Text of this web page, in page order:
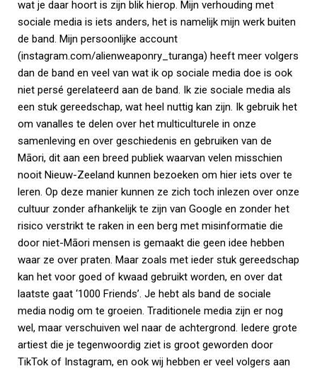
wat je daar hoort is zijn blik hierop. Mijn verhouding met
sociale media is iets anders, het is namelijk mijn werk buiten
de band. Mijn persoonlijke account
(instagram.com/alienweaponry_turanga) heeft meer volgers
dan de band en veel van wat ik op sociale media doe is ook
niet persé gerelateerd aan de band. Ik zie sociale media als
een stuk gereedschap, wat heel nuttig kan zijn. Ik gebruik het
om vanalles te delen over het multiculturele in onze
samenleving en over geschiedenis en gebruiken van de
Māori, dit aan een breed publiek waarvan velen misschien
nooit Nieuw-Zeeland kunnen bezoeken om hier iets over te
leren. Op deze manier kunnen ze zich toch inlezen over onze
cultuur zonder afhankelijk te zijn van Google en zonder het
risico verstrikt te raken in een berg met misinformatie die
door niet-Māori mensen is gemaakt die geen idee hebben
waar ze over praten. Maar zoals met ieder stuk gereedschap
kan het voor goed of kwaad gebruikt worden, en over dat
laatste gaat ‘1000 Friends’. Je hebt als band de sociale
media nodig om te groeien. Traditionele media zijn er nog
wel, maar verschuiven wel naar de achtergrond. Iedere grote
artiest die je tegenwoordig ziet is groot geworden door
TikTok of Instagram, en ook wij hebben er veel volgers aan